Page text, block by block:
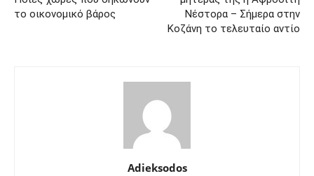
το οικονομικό βάρος
Νέστορα – Σήμερα στην
Κοζάνη το τελευταίο αντίο
Adieksodos